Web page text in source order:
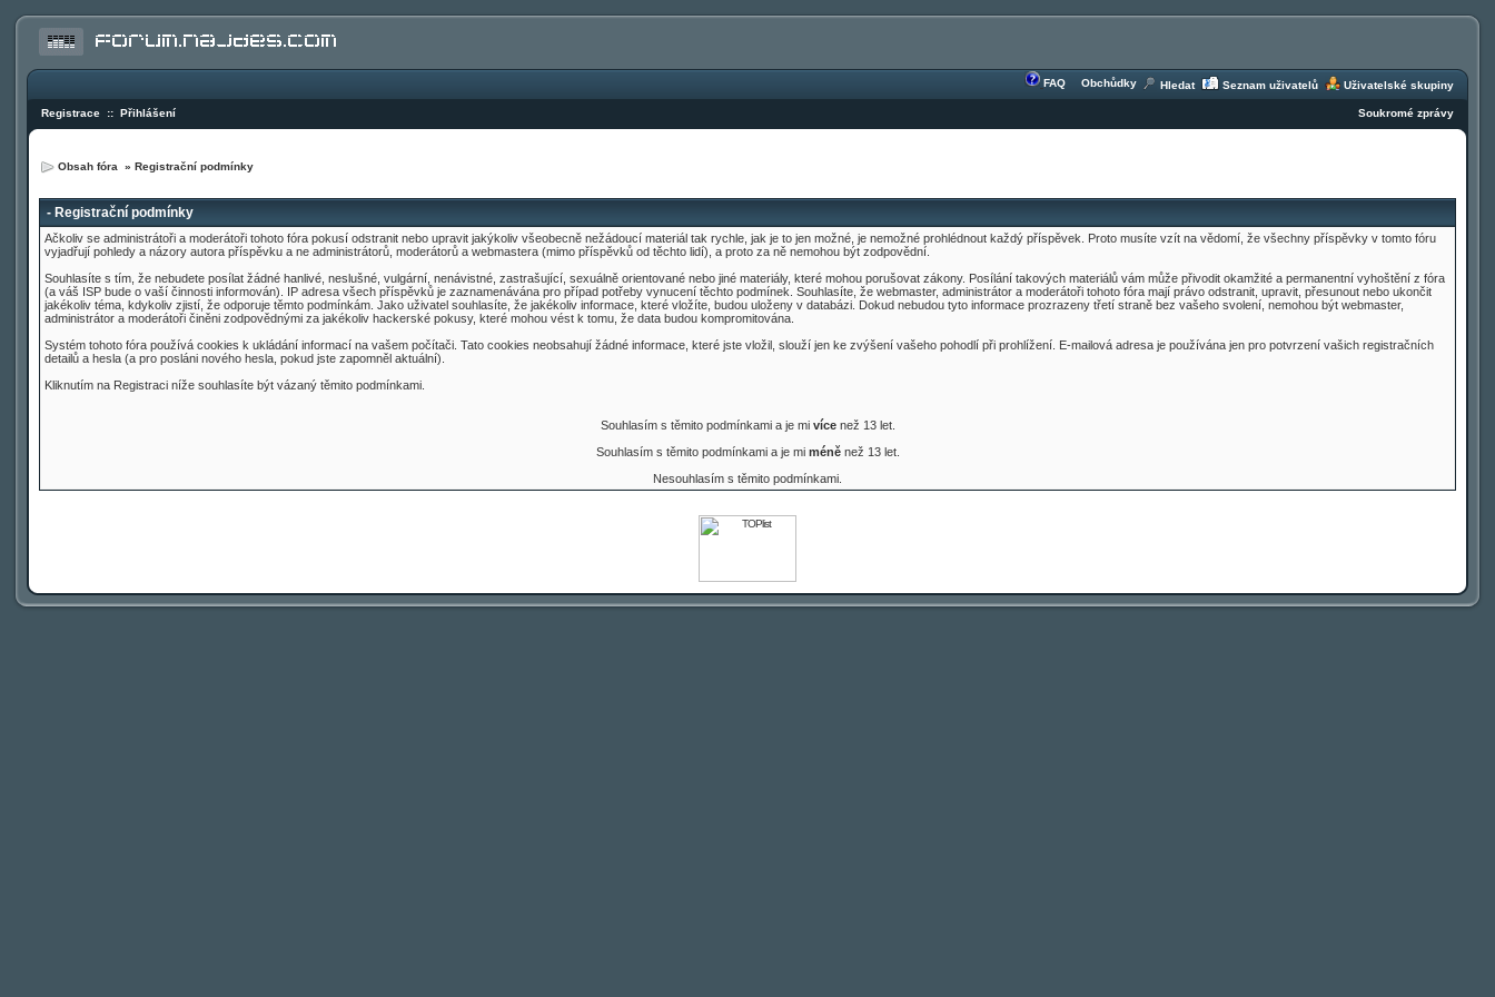
FAQ Obchůdky Hledat Seznam uživatelů Uživatelské skupiny
Registrace :: Přihlášení Soukromé zprávy
Obsah fóra » Registrační podmínky
- Registrační podmínky
Ačkoliv se administrátoři a moderátoři tohoto fóra pokusí odstranit nebo upravit jakýkoliv všeobecně nežádoucí materiál tak rychle, jak je to jen možné, je nemožné prohlédnout každý příspěvek. Proto musíte vzít na vědomí, že všechny příspěvky v tomto fóru
vyjadřují pohledy a názory autora příspěvku a ne administrátorů, moderátorů a webmastera (mimo příspěvků od těchto lidí), a proto za ně nemohou být zodpovědní.
Souhlasíte s tím, že nebudete posílat žádné hanlivé, neslušné, vulgární, nenávistné, zastrašující, sexuálně orientované nebo jiné materiály, které mohou porušovat zákony. Posílání takových materiálů vám může přivodit okamžité a permanentní vyhoštění z fóra
(a váš ISP bude o vaší činnosti informován). IP adresa všech příspěvků je zaznamenávána pro případ potřeby vynucení těchto podmínek. Souhlasíte, že webmaster, administrátor a moderátoři tohoto fóra mají právo odstranit, upravit, přesunout nebo ukončit
jakékoliv téma, kdykoliv zjistí, že odporuje těmto podmínkám. Jako uživatel souhlasíte, že jakékoliv informace, které vložíte, budou uloženy v databázi. Dokud nebudou tyto informace prozrazeny třetí straně bez vašeho svolení, nemohou být webmaster,
administrátor a moderátoři činěni zodpovědnými za jakékoliv hackerské pokusy, které mohou vést k tomu, že data budou kompromitována.
Systém tohoto fóra používá cookies k ukládání informací na vašem počítači. Tato cookies neobsahují žádné informace, které jste vložil, slouží jen ke zvýšení vašeho pohodlí při prohlížení. E-mailová adresa je používána jen pro potvrzení vašich registračních
detailů a hesla (a pro posláni nového hesla, pokud jste zapomněl aktuální).
Kliknutím na Registraci níže souhlasíte být vázaný těmito podmínkami.
Souhlasím s těmito podmínkami a je mi vícenež 13 let.
Souhlasím s těmito podmínkami a je mi méněnež 13 let.
Nesouhlasím s těmito podmínkami.